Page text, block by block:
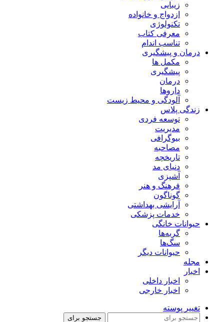
زیبایی
ازدواج و خانواده
تکنولوژی
معرفی کتاب
تناسب اندام
درمان و پیشگیری
مکمل ها
پیشگیری
درمان
داروها
آلودگی و محیط زیست
زندگی پلاس
توسعه فردی
مدیریت
بیوگرافی
مصاحبه
تاریخچه
دنیای مد
آشپزی
فرهنگ و هنر
گوناگون
آرایشی بهداشتی
خدمات پزشکی
حیوانات خانگی
گربه‌ها
سگ‌ها
حیوانات دیگر
مجله
اخبار
اخبار داخلی
اخبار خارجی
تغییر پوسته
جستجو برای